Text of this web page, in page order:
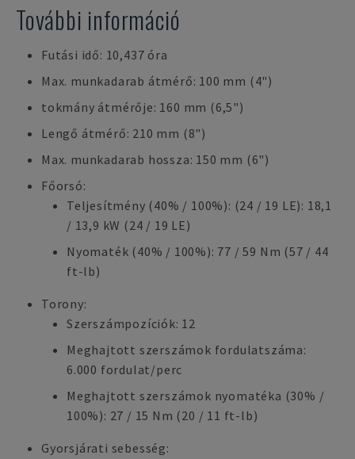
További információ
Futási idő: 10,437 óra
Max. munkadarab átmérő: 100 mm (4")
tokmány átmérője: 160 mm (6,5")
Lengő átmérő: 210 mm (8")
Max. munkadarab hossza: 150 mm (6")
Főorsó:
Teljesítmény (40% / 100%): (24 / 19 LE): 18,1
/ 13,9 kW (24 / 19 LE)
Nyomaték (40% / 100%): 77 / 59 Nm (57 / 44
ft-lb)
Torony:
Szerszámpozíciók: 12
Meghajtott szerszámok fordulatszáma:
6.000 fordulat/perc
Meghajtott szerszámok nyomatéka (30% /
100%): 27 / 15 Nm (20 / 11 ft-lb)
Gyorsjárati sebesség: